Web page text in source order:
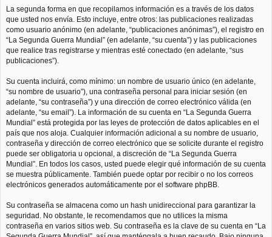
La segunda forma en que recopilamos información es a través de los datos
que usted nos envía. Esto incluye, entre otros: las publicaciones realizadas
como usuario anónimo (en adelante, “publicaciones anónimas”), el registro en
“La Segunda Guerra Mundial” (en adelante, “su cuenta”) y las publicaciones
que realice tras registrarse y mientras esté conectado (en adelante, “sus
publicaciones”).
Su cuenta incluirá, como mínimo: un nombre de usuario único (en adelante,
“su nombre de usuario”), una contraseña personal para iniciar sesión (en
adelante, “su contraseña”) y una dirección de correo electrónico válida (en
adelante, “su email”). La información de su cuenta en “La Segunda Guerra
Mundial” está protegida por las leyes de protección de datos aplicables en el
país que nos aloja. Cualquier información adicional a su nombre de usuario,
contraseña y dirección de correo electrónico que se solicite durante el registro
puede ser obligatoria u opcional, a discreción de “La Segunda Guerra
Mundial”. En todos los casos, usted puede elegir qué información de su cuenta
se muestra públicamente. También puede optar por recibir o no los correos
electrónicos generados automáticamente por el software phpBB.
Su contraseña se almacena como un hash unidireccional para garantizar la
seguridad. No obstante, le recomendamos que no utilices la misma
contraseña en varios sitios web. Su contraseña es la clave de su cuenta en “La